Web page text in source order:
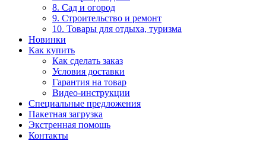
8. Сад и огород
9. Строительство и ремонт
10. Товары для отдыха, туризма
Новинки
Как купить
Как сделать заказ
Условия доставки
Гарантия на товар
Видео-инструкции
Специальные предложения
Пакетная загрузка
Экстренная помощь
Контакты